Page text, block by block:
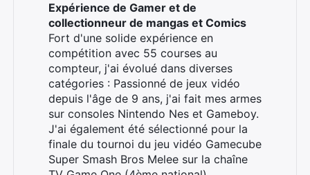
Expérience de Gamer et de
collectionneur de mangas et Comics
Fort d'une solide expérience en
compétition avec 55 courses au
compteur, j'ai évolué dans diverses
catégories : Passionné de jeux vidéo
depuis l'âge de 9 ans, j'ai fait mes armes
sur consoles Nintendo Nes et Gameboy.
J'ai également été sélectionné pour la
finale du tournoi du jeu vidéo Gamecube
Super Smash Bros Melee sur la chaîne